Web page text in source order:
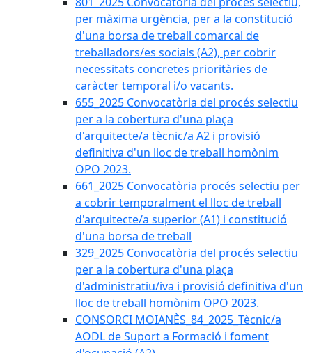
per màxima urgència, per a la constitució
d'una borsa de treball comarcal de
treballadors/es socials (A2), per cobrir
necessitats concretes prioritàries de
caràcter temporal i/o vacants.
655_2025 Convocatòria del procés selectiu
per a la cobertura d'una plaça
d'arquitecte/a tècnic/a A2 i provisió
definitiva d'un lloc de treball homònim
OPO 2023.
661_2025 Convocatòria procés selectiu per
a cobrir temporalment el lloc de treball
d'arquitecte/a superior (A1) i constitució
d'una borsa de treball
329_2025 Convocatòria del procés selectiu
per a la cobertura d'una plaça
d'administratiu/iva i provisió definitiva d'un
lloc de treball homònim OPO 2023.
CONSORCI MOIANÈS_84_2025_Tècnic/a
AODL de Suport a Formació i foment